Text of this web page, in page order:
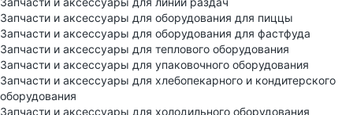
Запчасти и аксессуары для оборудования для пиццы
Запчасти и аксессуары для оборудования для фастфуда
Запчасти и аксессуары для теплового оборудования
Запчасти и аксессуары для упаковочного оборудования
Запчасти и аксессуары для хлебопекарного и кондитерского
оборудования
Запчасти и аксессуары для холодильного оборудования